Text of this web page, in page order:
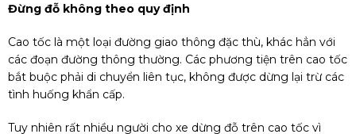
Đừng đỗ không theo quy định
Cao tốc là một loại đường giao thông đặc thù, khác hẳn với
các đoạn đường thông thường. Các phương tiện trên cao tốc
bắt buộc phải di chuyển liên tục, không được dừng lại trừ các
tình huống khẩn cấp.
Tuy nhiên rất nhiều người cho xe dừng đỗ trên cao tốc vì